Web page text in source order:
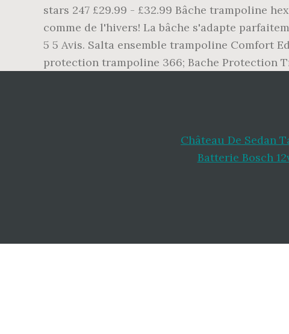
stars 247 £29.99 - £32.99 Bâche trampoline
comme de l'hivers! La bâche s'adapte
5 5 Avis. Salta ensemble trampoline Comfort
protection trampoline 366; Bache Protection
Château De Sedan
Batterie Bosch